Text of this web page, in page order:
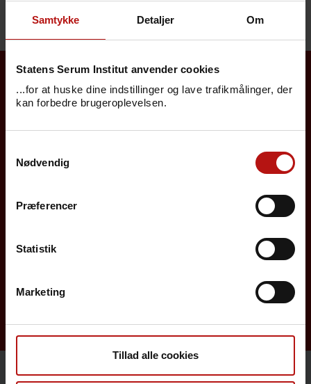
Samtykke Detaljer Om
Statens Serum Institut anvender cookies
...for at huske dine indstillinger og lave trafikmålinger, der
kan forbedre brugeroplevelsen.
Nødvendig
Præferencer
Statistik
Marketing
Tillad alle cookies
Borgere
Det danske børnevaccinationsprogram
Influenzavaccination
Screening for medfødte sygdomme
MiBa, HAIBA og det digitale infektionsberedskab